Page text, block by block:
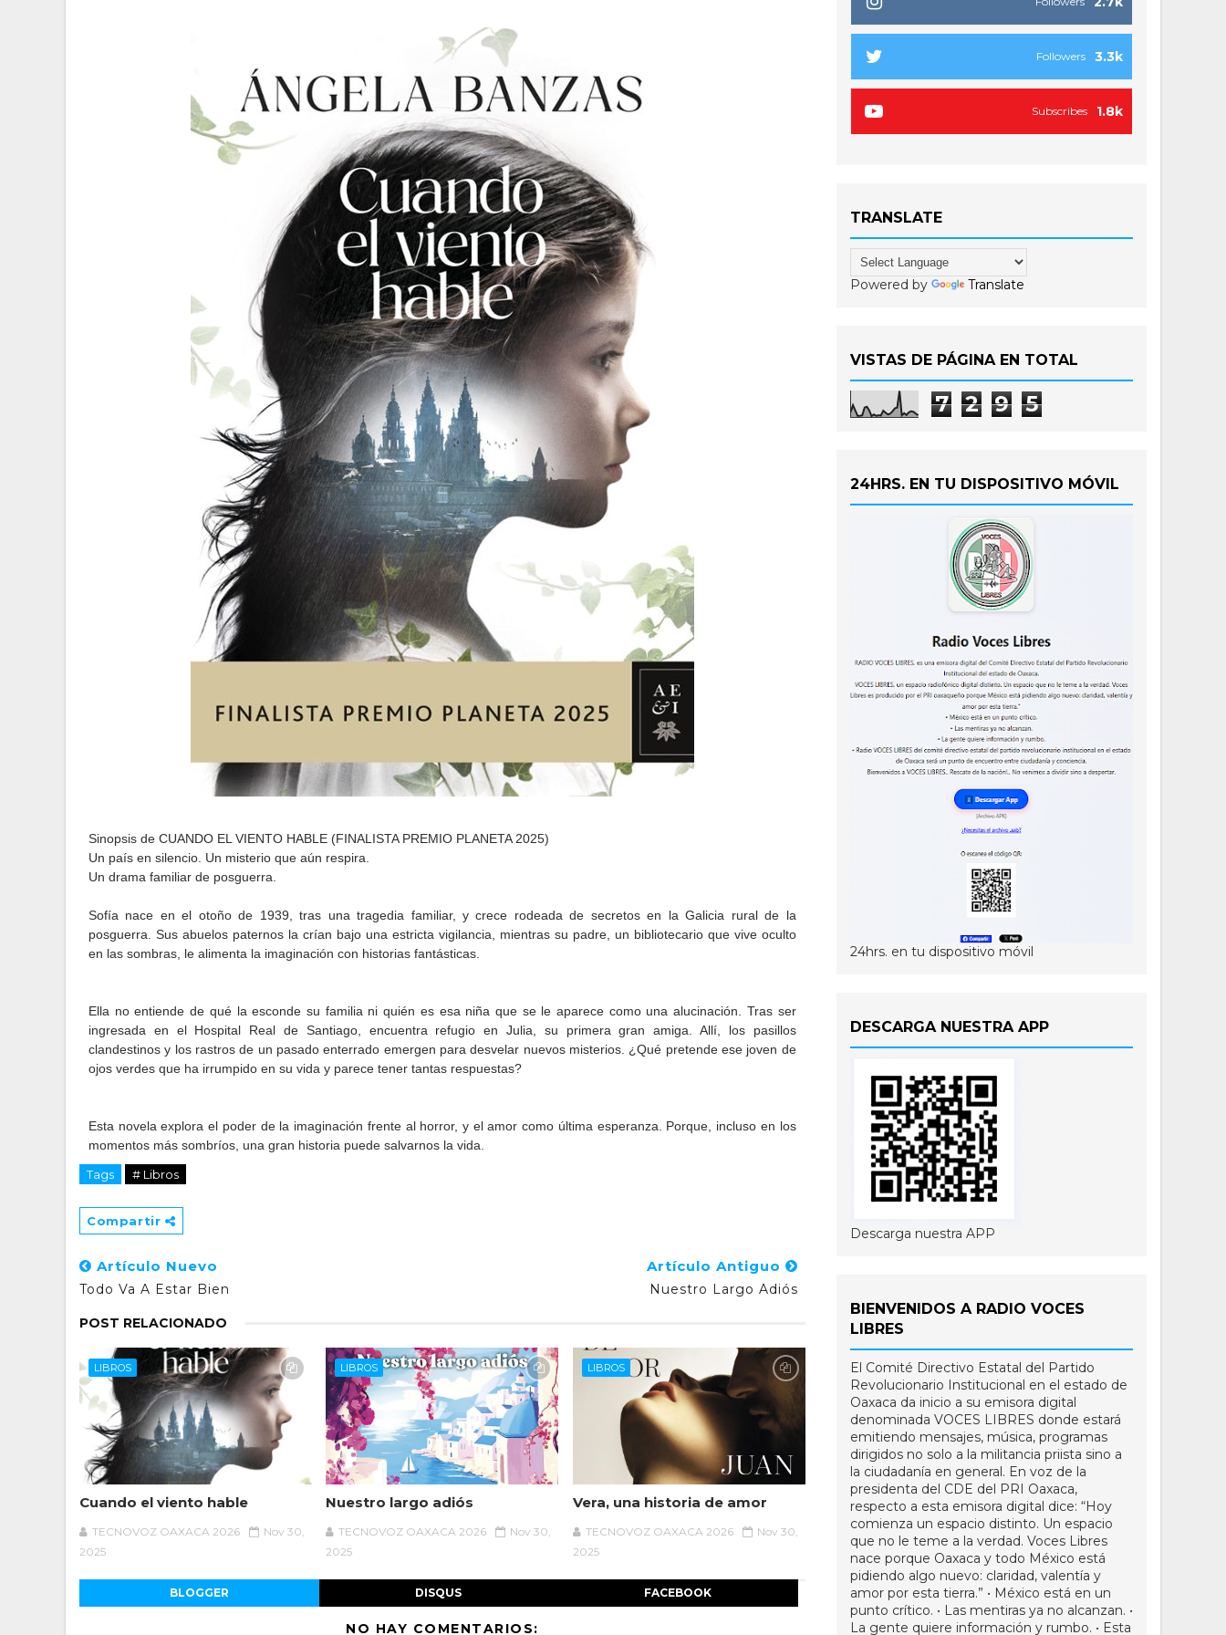
Sinopsis de CUANDO EL VIENTO HABLE (FINALISTA PREMIO PLANETA 2025)
Un país en silencio. Un misterio que aún respira.
Un drama familiar de posguerra.
Sofía nace en el otoño de 1939, tras una tragedia familiar, y crece rodeada de secretos en la Galicia rural de la
posguerra. Sus abuelos paternos la crían bajo una estricta vigilancia, mientras su padre, un bibliotecario que vive oculto
en las sombras, le alimenta la imaginación con historias fantásticas.
Ella no entiende de qué la esconde su familia ni quién es esa niña que se le aparece como una alucinación. Tras ser
ingresada en el Hospital Real de Santiago, encuentra refugio en Julia, su primera gran amiga. Allí, los pasillos
clandestinos y los rastros de un pasado enterrado emergen para desvelar nuevos misterios. ¿Qué pretende ese joven de
ojos verdes que ha irrumpido en su vida y parece tener tantas respuestas?
Esta novela explora el poder de la imaginación frente al horror, y el amor como última esperanza. Porque, incluso en los
momentos más sombríos, una gran historia puede salvarnos la vida.
Tags
# Libros
Compartir
Artículo Nuevo
Todo Va A Estar Bien
Artículo Antiguo
Nuestro Largo Adiós
POST RELACIONADO
LIBROS
Cuando el viento hable
TECNOVOZ OAXACA 2026
Nov 30,
2025
LIBROS
Nuestro largo adiós
TECNOVOZ OAXACA 2026
Nov 30,
2025
LIBROS
Vera, una historia de amor
TECNOVOZ OAXACA 2026
Nov 30,
2025
BLOGGER DISQUS FACEBOOK
NO HAY COMENTARIOS:
3.3k
Followers
1.8k
Subscribes
TRANSLATE
Powered by Translate
VISTAS DE PÁGINA EN TOTAL
7 2 9 5
24HRS. EN TU DISPOSITIVO MÓVIL
24hrs. en tu dispositivo móvil
DESCARGA NUESTRA APP
Descarga nuestra APP
BIENVENIDOS A RADIO VOCES
LIBRES
El Comité Directivo Estatal del Partido
Revolucionario Institucional en el estado de
Oaxaca da inicio a su emisora digital
denominada VOCES LIBRES donde estará
emitiendo mensajes, música, programas
dirigidos no solo a la militancia priista sino a
la ciudadanía en general. En voz de la
presidenta del CDE del PRI Oaxaca,
respecto a esta emisora digital dice: “Hoy
comienza un espacio distinto. Un espacio
que no le teme a la verdad. Voces Libres
nace porque Oaxaca y todo México está
pidiendo algo nuevo: claridad, valentía y
amor por esta tierra.” • México está en un
punto crítico. • Las mentiras ya no alcanzan. •
La gente quiere información y rumbo. • Esta